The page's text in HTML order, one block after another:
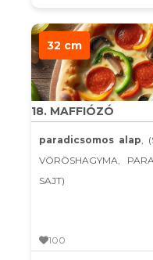
32 cm
18. MAFFIÓZÓ
paradicsomos alap,
VÖRÖSHAGYMA,
SAJT)
100